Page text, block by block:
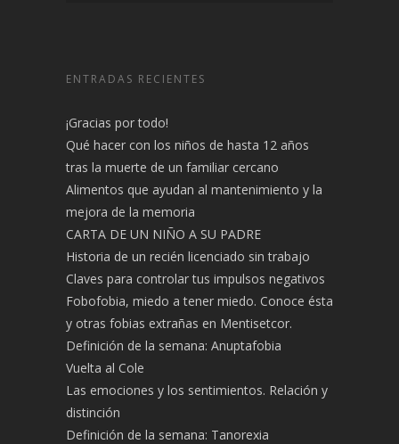
ENTRADAS RECIENTES
¡Gracias por todo!
Qué hacer con los niños de hasta 12 años
tras la muerte de un familiar cercano
Alimentos que ayudan al mantenimiento y la
mejora de la memoria
CARTA DE UN NIÑO A SU PADRE
Historia de un recién licenciado sin trabajo
Claves para controlar tus impulsos negativos
Fobofobia, miedo a tener miedo. Conoce ésta
y otras fobias extrañas en Mentisetcor.
Definición de la semana: Anuptafobia
Vuelta al Cole
Las emociones y los sentimientos. Relación y
distinción
Definición de la semana: Tanorexia